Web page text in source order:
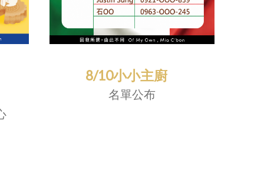
8/10小小主廚
名單公布